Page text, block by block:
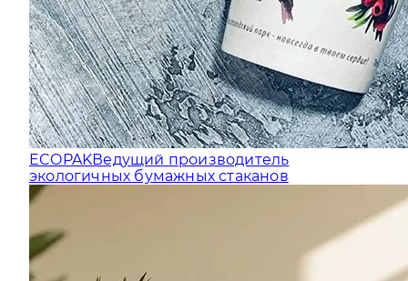
ECOPAKВедущий производитель
экологичных бумажных стаканов